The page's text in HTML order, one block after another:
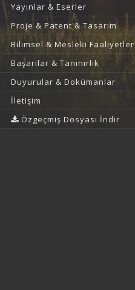
Yayınlar & Eserler
Proje & Patent & Tasarım
Bilimsel & Mesleki Faaliyetler
Başarılar & Tanınırlık
Duyurular & Dokümanlar
İletişim
Özgeçmiş Dosyası İndir